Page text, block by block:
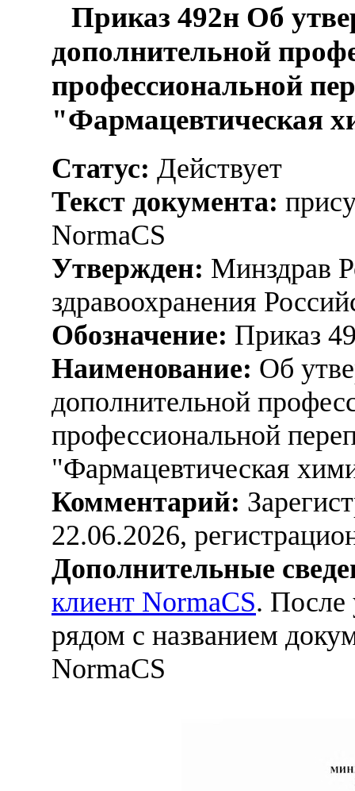
Приказ 492н Об
дополнительной
профессиональной
"Фармацевтическая
Статус: Действует
Текст документа:
NormaCS
Утвержден: Минздрав
здравоохранения
Обозначение: Приказ
Наименование: Об
дополнительной
профессиональной
"Фармацевтическая
Комментарий:
22.06.2026,
Дополнительные
клиент NormaCS. После
рядом с названием
NormaCS